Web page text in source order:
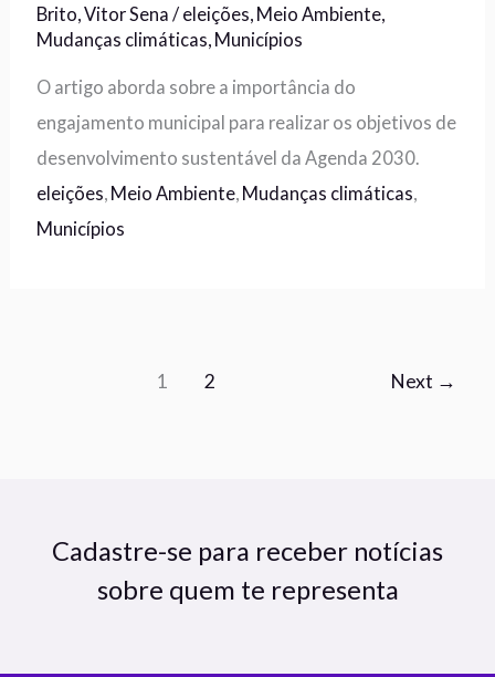
Brito ,Vitor Sena / eleições Meio Ambiente
Mudanças climáticas Municípios
O artigo aborda sobre a importância do
engajamento municipal para realizar os objetivos de
desenvolvimento sustentável da Agenda 2030.
eleições, Meio Ambiente, Mudanças climáticas,
Municípios
1 2 Next →
Cadastre-se para receber notícias
sobre quem te representa